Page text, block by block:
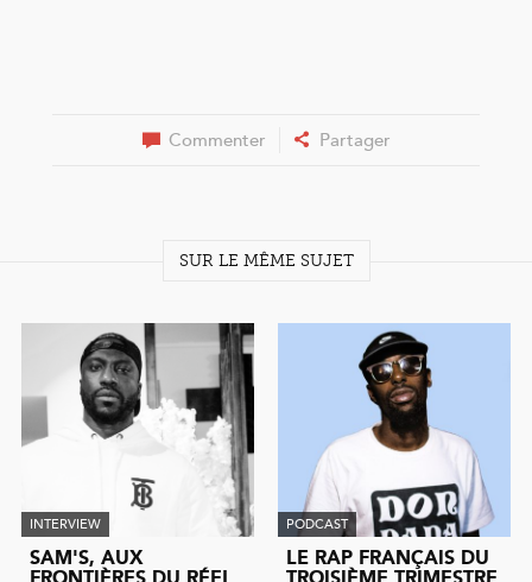
Commenter Partager
SUR LE MÊME SUJET
INTERVIEW
SAM'S, AUX
PODCAST
LE RAP FRANÇAIS DU